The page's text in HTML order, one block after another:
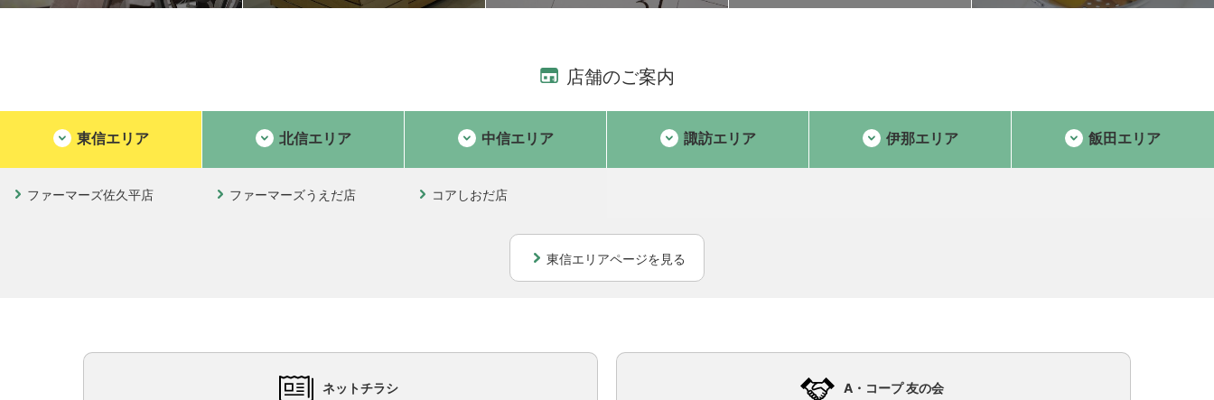
店舗のご案内
東信エリア 北信エリア 中信エリア 諏訪エリア 伊那エリア 飯田エリア
ファーマーズ佐久平店 ファーマーズうえだ店 コアしおだ店
東信エリアページを見る
ネットチラシ A・コープ 友の会